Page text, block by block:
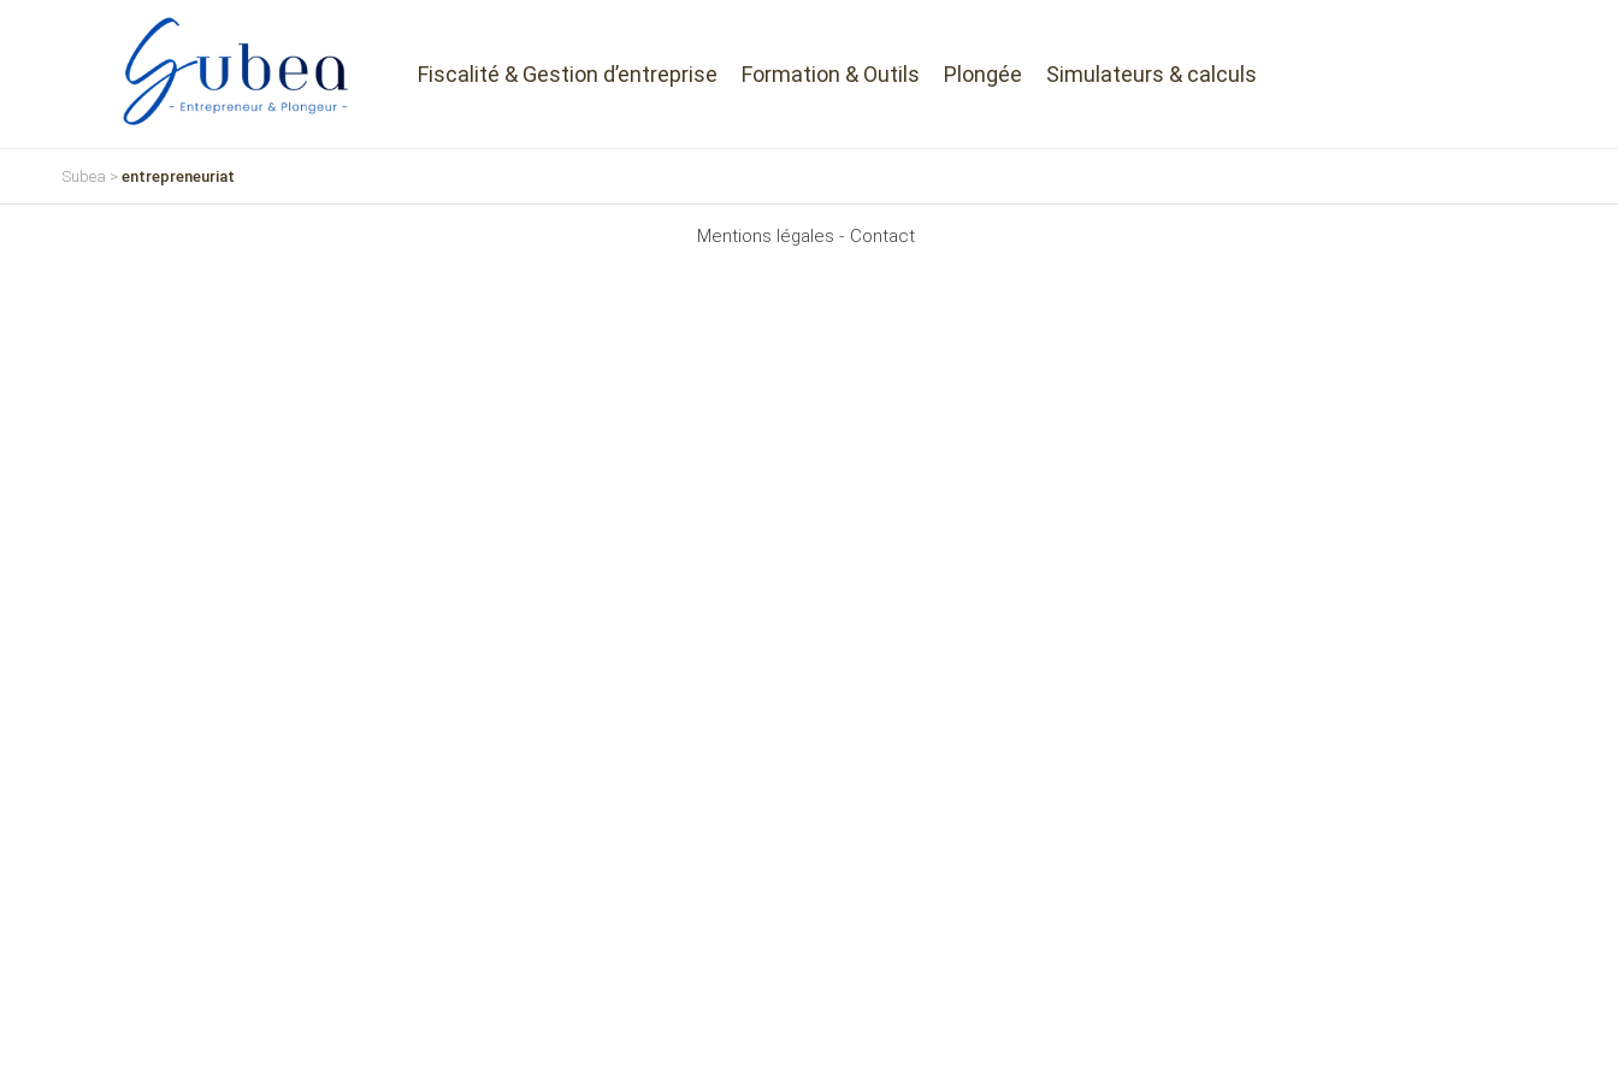
Fiscalité & Gestion d’entreprise Formation & Outils Plongée Simulateurs & calculs
Subea > entrepreneuriat
Mentions légales - Contact